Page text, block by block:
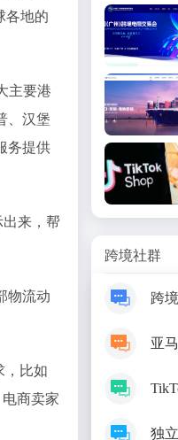
各地的
主要港
、汉堡
务提供
来，帮
物流动
，比如
商卖家
跨境社群
跨
亚
独